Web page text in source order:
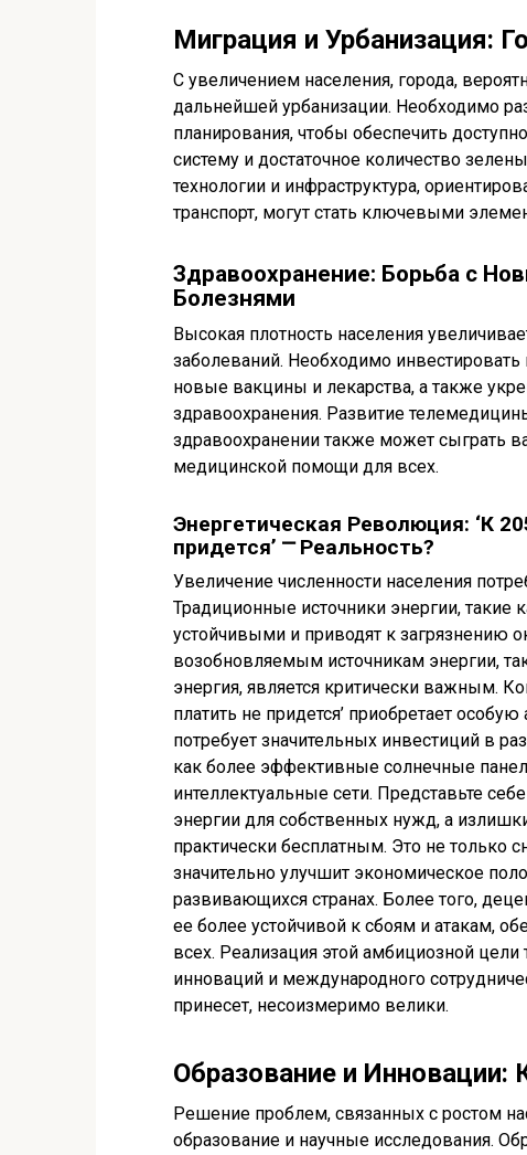
Миграция и Урбанизация:
С увеличением населения, города,
дальнейшей урбанизации. Необходимо
планирования, чтобы обеспечить
систему и достаточное количество
технологии и инфраструктура,
транспорт, могут стать ключевыми
Здравоохранение: Борьба с
Болезнями
Высокая плотность населения
заболеваний. Необходимо
новые вакцины и лекарства, а также
здравоохранения. Развитие
здравоохранении также может сыграть
медицинской помощи для всех.
Энергетическая Революция: ‘К
придется’ ⎻ Реальность?
Увеличение численности населения
Традиционные источники энергии, такие
устойчивыми и приводят к
возобновляемым источникам энергии,
энергия, является критически важным.
платить не придется’ приобретает
потребует значительных инвестиций в
как более эффективные солнечные
интеллектуальные сети. Представьте
энергии для собственных нужд, а
практически бесплатным. Это не только
значительно улучшит экономическое
развивающихся странах. Более того,
ее более устойчивой к сбоям и атакам,
всех. Реализация этой амбициозной цели
инноваций и международного
принесет, несоизмеримо велики.
Образование и Инновации:
Решение проблем, связанных с ростом
образование и научные исследования.